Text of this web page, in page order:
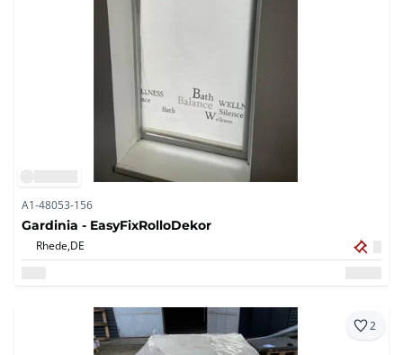
A1-48053-156
Gardinia - EasyFixRolloDekor
Rhede,DE
2